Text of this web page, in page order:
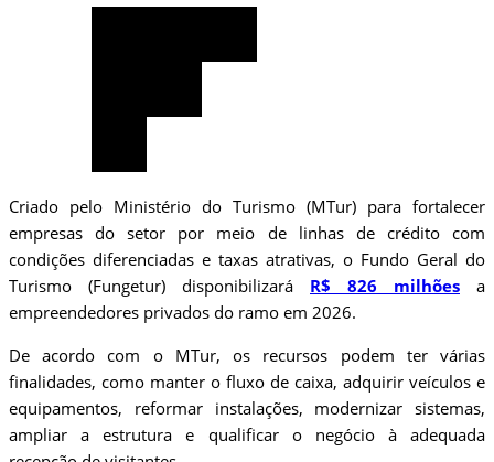
Criado pelo Ministério do Turismo (MTur) para fortalecer
empresas do setor por meio de linhas de crédito com
condições diferenciadas e taxas atrativas, o Fundo Geral do
Turismo (Fungetur) disponibilizará R$ 826 milhões a
empreendedores privados do ramo em 2026.
De acordo com o MTur, os recursos podem ter várias
finalidades, como manter o fluxo de caixa, adquirir veículos e
equipamentos, reformar instalações, modernizar sistemas,
ampliar a estrutura e qualificar o negócio à adequada